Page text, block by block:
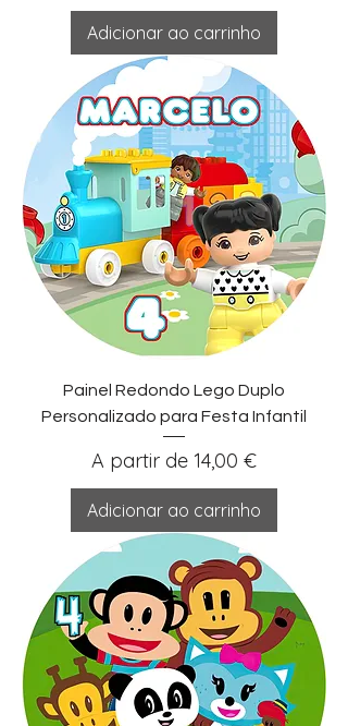
Adicionar ao carrinho
Painel Redondo Lego Duplo
Personalizado para Festa Infantil
A partir de 14,00 €
Preço promocional
Adicionar ao carrinho